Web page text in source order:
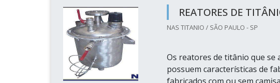
REATORES DE
NAS TITANIO / SÃO PAULO - SP
Os reatores de titânio que se
possuem características de
fabricados com ou sem